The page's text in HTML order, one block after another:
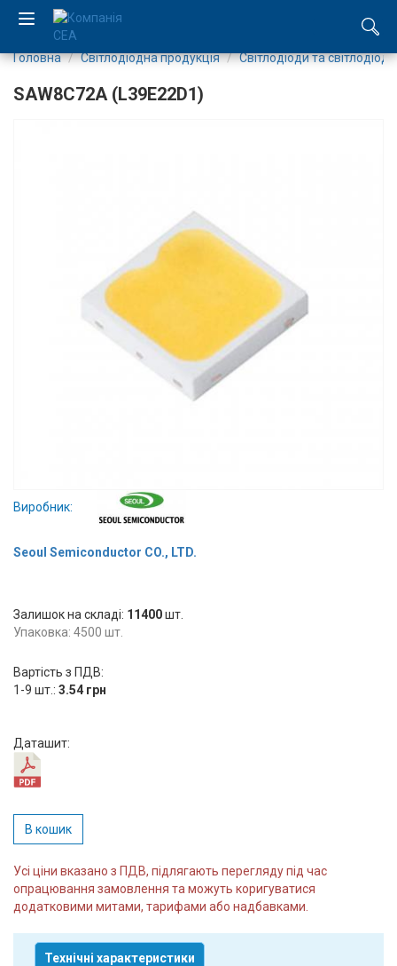
Виробництво
Послуги
Новини
Виробники
Контакти
Тех.
Підтримка
Блог
Головна Світлодіодна продукція Світлодіоди та
SAW8C72A (L39E22D1)
Виробник:
Seoul Semiconductor CO., LTD.
Залишок на складі: 11400шт.
Упаковка: 4500 шт.
Вартість з ПДВ:
1-9 шт.: 3.54 грн
Даташит:
В кошик
Усі ціни вказано з ПДВ, підлягають перегляду під час
опрацювання замовлення та можуть коригуватися
додатковими митами, тарифами або надбавками.
Технічні характеристики